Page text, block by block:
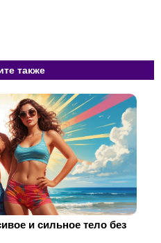
также
и сильное тело без